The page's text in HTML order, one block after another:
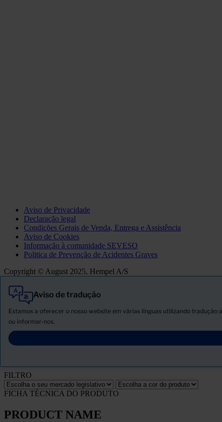
Aviso de Privacidade
Declaração legal
Condições Gerais de Venda, Entrega e Assistência
Aviso de Cookies
Informação à comunidade SEVESO
Politica de Prevenção de Acidentes Graves
Copyright © August 2025, Hempel A/S
Aviso de tradução
Estamos a oferecer o nosso website em várias línguas utilizando
ou informar-nos.
Tudo
Produtos
Descarregar ficha de segurança
FILTRO
FICHA TÉCNICA DO PRODUTO
PRODUCT NAME